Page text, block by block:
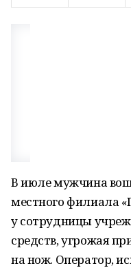
В июле мужчина
местного филиала
у сотрудницы
средств, угрожая
на нож. Оператор,